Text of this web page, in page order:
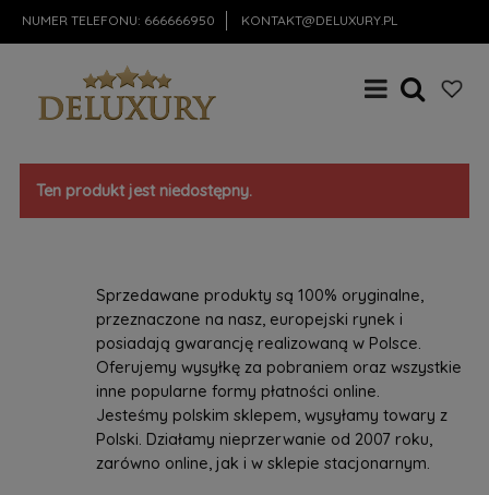
NUMER TELEFONU: 666666950 KONTAKT@DELUXURY.PL
Ten produkt jest niedostępny.
Sprzedawane produkty są 100% oryginalne,
przeznaczone na nasz, europejski rynek i
posiadają gwarancję realizowaną w Polsce.
Oferujemy wysyłkę za pobraniem oraz wszystkie
inne popularne formy płatności online.
Jesteśmy polskim sklepem, wysyłamy towary z
Polski. Działamy nieprzerwanie od 2007 roku,
zarówno online, jak i w sklepie stacjonarnym.